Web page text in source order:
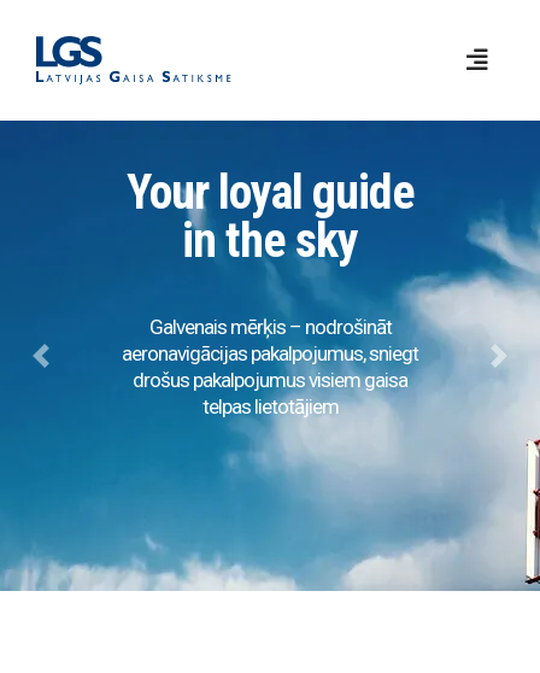
Your loyal guide
in the sky
Galvenais mērķis – nodrošināt
aeronavigācijas pakalpojumus, sniegt
drošus pakalpojumus visiem gaisa
telpas lietotājiem
Previous Next